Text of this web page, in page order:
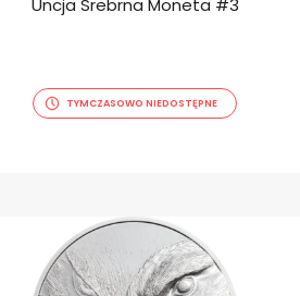
TYMCZASOWO NIEDOSTĘPNE